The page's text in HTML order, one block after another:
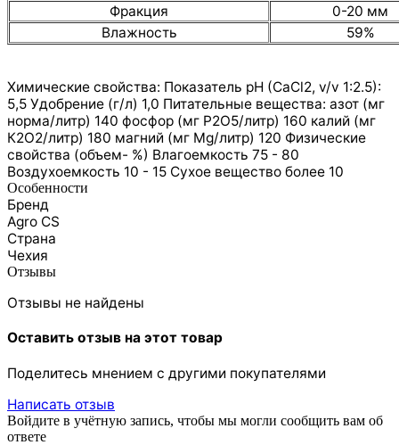
Фракция
0-20 мм
Влажность
59%
Химические свойства: Показатель pH (СаCl2, v/v 1:2.5):
5,5 Удобрение (г/л) 1,0 Питательные вещества: азот (мг
норма/литр) 140 фосфор (мг P2O5/литр) 160 калий (мг
К2О2/литр) 180 магний (мг Mg/литр) 120 Физические
свойства (объем- %) Влагоемкость 75 - 80
Воздухоемкость 10 - 15 Сухое вещество более 10
Особенности
Бренд
Agro CS
Страна
Чехия
Отзывы
Отзывы не найдены
Оставить отзыв на этот товар
Поделитесь мнением с другими покупателями
Написать отзыв
Войдите в учётную запись, чтобы мы могли сообщить вам об
ответе